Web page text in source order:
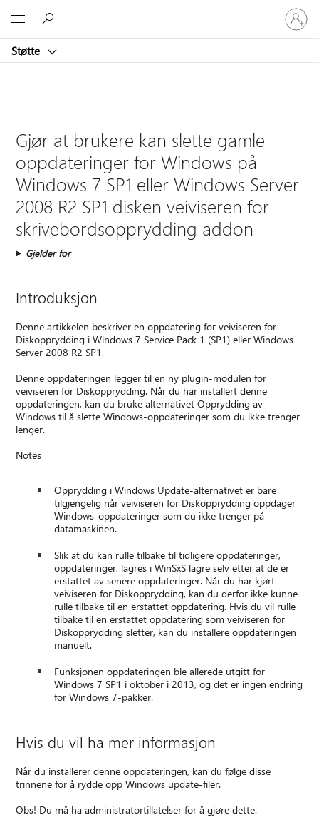
Støtte
Logg
på
kontoen
Gjør at brukere kan slette gamle
oppdateringer for Windows på
Windows 7 SP1 eller Windows Server
2008 R2 SP1 disken veiviseren for
skrivebordsopprydding addon
Gjelder for
Introduksjon
Denne artikkelen beskriver en oppdatering for veiviseren for
Diskopprydding i Windows 7 Service Pack 1 (SP1) eller Windows
Server 2008 R2 SP1.
Denne oppdateringen legger til en ny plugin-modulen for
veiviseren for Diskopprydding. Når du har installert denne
oppdateringen, kan du bruke alternativet Opprydding av
Windows til å slette Windows-oppdateringer som du ikke trenger
lenger.
Notes
Opprydding i Windows Update-alternativet er bare
tilgjengelig når veiviseren for Diskopprydding oppdager
Windows-oppdateringer som du ikke trenger på
datamaskinen.
Slik at du kan rulle tilbake til tidligere oppdateringer,
oppdateringer, lagres i WinSxS lagre selv etter at de er
erstattet av senere oppdateringer. Når du har kjørt
veiviseren for Diskopprydding, kan du derfor ikke kunne
rulle tilbake til en erstattet oppdatering. Hvis du vil rulle
tilbake til en erstattet oppdatering som veiviseren for
Diskopprydding sletter, kan du installere oppdateringen
manuelt.
Funksjonen oppdateringen ble allerede utgitt for
Windows 7 SP1 i oktober i 2013, og det er ingen endring
for Windows 7-pakker.
Hvis du vil ha mer informasjon
Når du installerer denne oppdateringen, kan du følge disse
trinnene for å rydde opp Windows update-filer.
Obs! Du må ha administratortillatelser for å gjøre dette.